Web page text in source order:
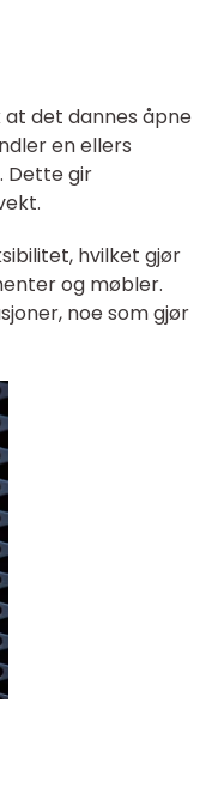
det dannes åpne
en ellers
Dette gir
hvilket gjør
og møbler.
noe som gjør